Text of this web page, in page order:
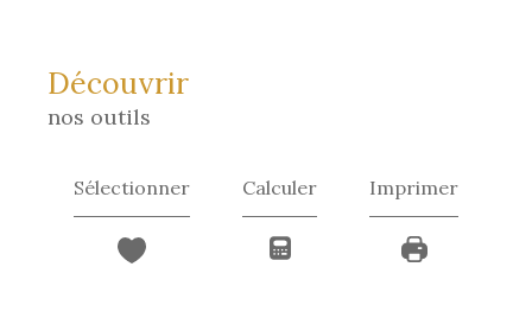
découvrir
nos outils
Sélectionner Calculer Imprimer